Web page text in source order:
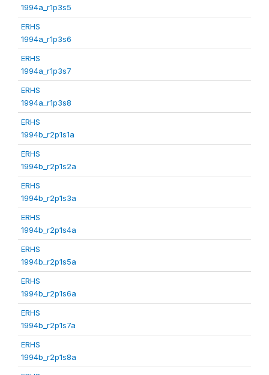
1994a_r1p3s5
ERHS
1994a_r1p3s6
ERHS
1994a_r1p3s7
ERHS
1994a_r1p3s8
ERHS
1994b_r2p1s1a
ERHS
1994b_r2p1s2a
ERHS
1994b_r2p1s3a
ERHS
1994b_r2p1s4a
ERHS
1994b_r2p1s5a
ERHS
1994b_r2p1s6a
ERHS
1994b_r2p1s7a
ERHS
1994b_r2p1s8a